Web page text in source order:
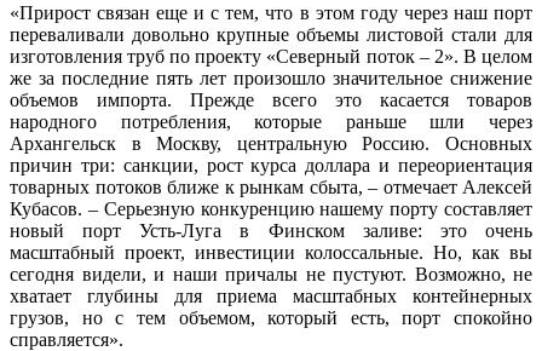
«Прирост связан еще и с тем, что в этом году через наш порт
переваливали довольно крупные объемы листовой стали для
изготовления труб по проекту «Северный поток – 2». В целом
же за последние пять лет произошло значительное снижение
объемов импорта. Прежде всего это касается товаров
народного потребления, которые раньше шли через
Архангельск в Москву, центральную Россию. Основных
причин три: санкции, рост курса доллара и переориентация
товарных потоков ближе к рынкам сбыта, – отмечает Алексей
Кубасов. – Серьезную конкуренцию нашему порту составляет
новый порт Усть-Луга в Финском заливе: это очень
масштабный проект, инвестиции колоссальные. Но, как вы
сегодня видели, и наши причалы не пустуют. Возможно, не
хватает глубины для приема масштабных контейнерных
грузов, но с тем объемом, который есть, порт спокойно
справляется».